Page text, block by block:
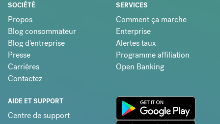
SOCIÉTÉ
Propos
Blog consommateur
Blog d'entreprise
Presse
Carrières
Contactez
SERVICES
Comment ça marche
Enterprise
Alertes taux
Programme affiliation
Open Banking
AIDE ET SUPPORT
Centre de support